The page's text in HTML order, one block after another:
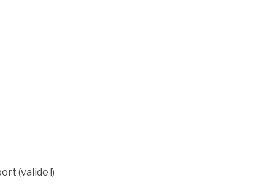
(valide !)